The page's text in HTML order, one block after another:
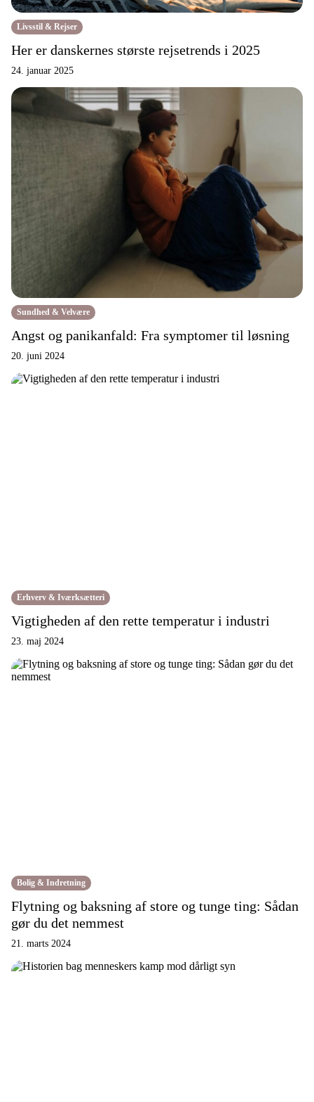
Livsstil & Rejser
Her er danskernes største rejsetrends i 2025
24. januar 2025
Sundhed & Velvære
Angst og panikanfald: Fra symptomer til løsning
20. juni 2024
Erhverv & Iværksætteri
Vigtigheden af den rette temperatur i industri
23. maj 2024
Bolig & Indretning
Flytning og baksning af store og tunge ting: Sådan
gør du det nemmest
21. marts 2024